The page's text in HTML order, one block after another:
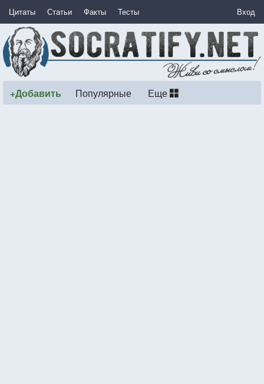
Цитаты Статьи Факты Тесты Вход
+Добавить Популярные Еще